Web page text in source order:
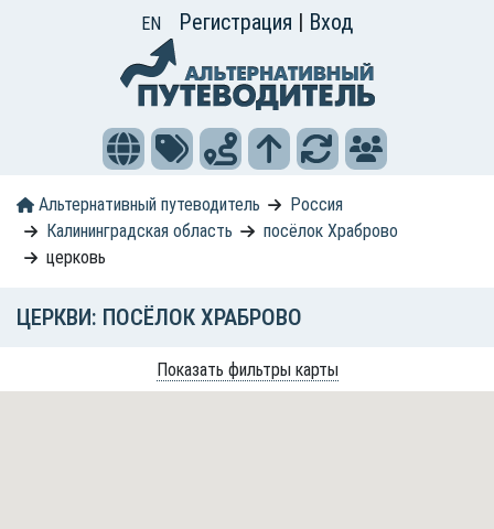
EN Регистрация | Вход
Альтернативный путеводитель
Россия
Калининградская область
посёлок Храброво
церковь
ЦЕРКВИ: ПОСЁЛОК ХРАБРОВО
Показать фильтры карты